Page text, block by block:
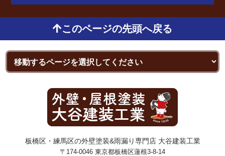
このページの先頭へ戻る
板橋区・練馬区の外壁塗装&雨漏り専門店 大谷建装工業
〒174-0046 東京都板橋区蓮根3-8-14